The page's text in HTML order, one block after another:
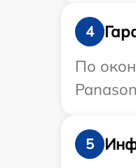
4
По
5